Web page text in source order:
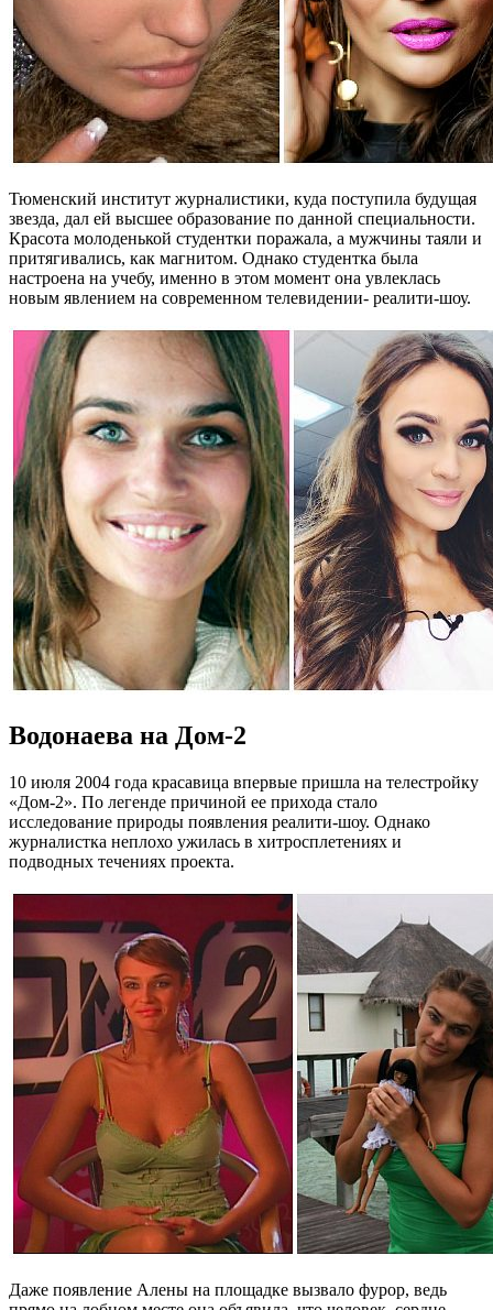
Тюменский институт журналистики, куда поступила будущая
звезда, дал ей высшее образование по данной специальности.
Красота молоденькой студентки поражала, а мужчины таяли и
притягивались, как магнитом. Однако студентка была
настроена на учебу, именно в этом момент она увлеклась
новым явлением на современном телевидении- реалити-шоу.
Водонаева на Дом-2
10 июля 2004 года красавица впервые пришла на телестройку
«Дом-2». По легенде причиной ее прихода стало
исследование природы появления реалити-шоу. Однако
журналистка неплохо ужилась в хитросплетениях и
подводных течениях проекта.
Даже появление Алены на площадке вызвало фурор, ведь